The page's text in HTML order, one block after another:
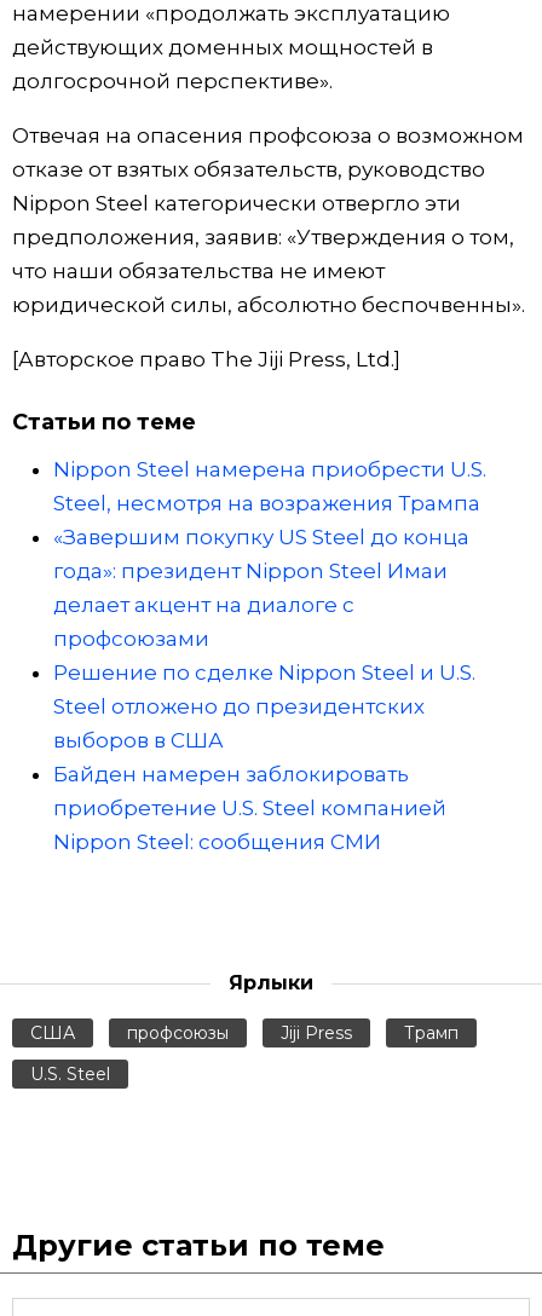
намерении «продолжать эксплуатацию
действующих доменных мощностей в
долгосрочной перспективе».
Отвечая на опасения профсоюза о возможном
отказе от взятых обязательств, руководство
Nippon Steel категорически отвергло эти
предположения, заявив: «Утверждения о том,
что наши обязательства не имеют
юридической силы, абсолютно беспочвенны».
[Авторское право The Jiji Press, Ltd.]
Статьи по теме
Nippon Steel намерена приобрести U.S.
Steel, несмотря на возражения Трампа
«Завершим покупку US Steel до конца
года»: президент Nippon Steel Имаи
делает акцент на диалоге с
профсоюзами
Решение по сделке Nippon Steel и U.S.
Steel отложено до президентских
выборов в США
Байден намерен заблокировать
приобретение U.S. Steel компанией
Nippon Steel: сообщения СМИ
Ярлыки
США профсоюзы Jiji Press
Трамп
U.S. Steel
Другие статьи по теме